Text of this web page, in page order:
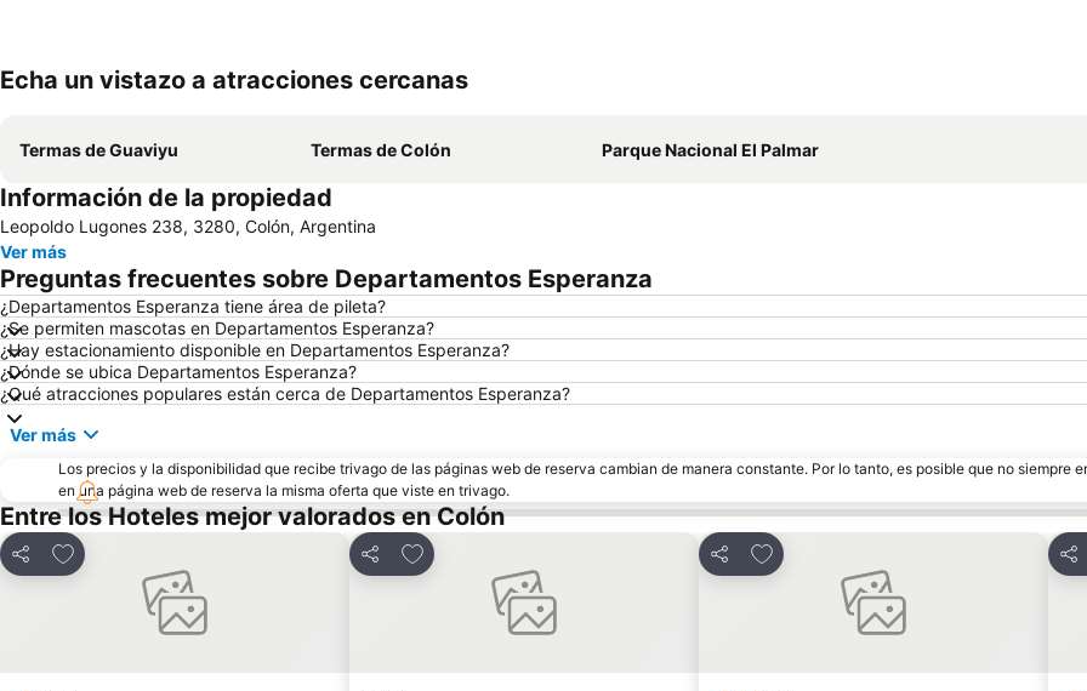
Echa un vistazo a atracciones cercanas
Termas de Guaviyu Termas de Colón Parque Nacional El Palmar
Información de la propiedad
Leopoldo Lugones 238, 3280, Colón, Argentina
Ver más
Preguntas frecuentes sobre Departamentos Esperanza
¿Departamentos Esperanza tiene área de pileta?
¿Se permiten mascotas en Departamentos Esperanza?
¿Hay estacionamiento disponible en Departamentos Esperanza?
¿Dónde se ubica Departamentos Esperanza?
¿Qué atracciones populares están cerca de Departamentos Esperanza?
Ver más
Los precios y la disponibilidad que recibe trivago de las páginas web de reserva cambian de manera constante. Por lo tanto, es posible que no siempre
en una página web de reserva la misma oferta que viste en trivago.
Entre los Hoteles mejor valorados en Colón
Compartir
Añadir a favoritos
Compartir
Añadir a favoritos
Compartir
Añadir a favoritos